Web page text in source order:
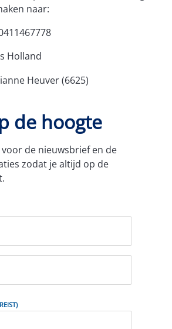
naar:
Holland
Heuver (6625)
de hoogte
voor de nieuwsbrief en de
zodat je altijd op de